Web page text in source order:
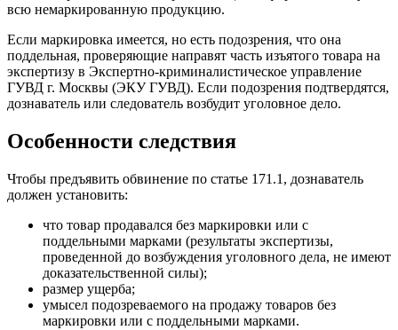
всю немаркированную продукцию.
Если маркировка имеется, но есть подозрения, что она
поддельная, проверяющие направят часть изъятого товара на
экспертизу в Экспертно-криминалистическое управление
ГУВД г. Москвы (ЭКУ ГУВД). Если подозрения подтвердятся,
дознаватель или следователь возбудит уголовное дело.
Особенности следствия
Чтобы предъявить обвинение по статье 171.1, дознаватель
должен установить:
что товар продавался без маркировки или с
поддельными марками (результаты экспертизы,
проведенной до возбуждения уголовного дела, не имеют
доказательственной силы);
размер ущерба;
умысел подозреваемого на продажу товаров без
маркировки или с поддельными марками.